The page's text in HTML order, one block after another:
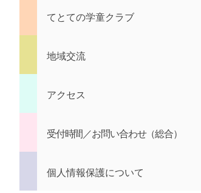
てとての学童クラブ
地域交流
アクセス
受付時間／お問い合わせ（総合）
個人情報保護について